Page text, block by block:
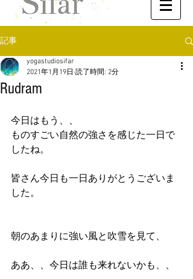
記事
Rudram
yogastudiosifar
2021年1月19日 読了時間: 2分
今日はもう、、
ものすごい自然の強さを感じた一日で
したね。
皆さん今日も一日ありがとうございま
した。
朝のあまりに強い風と吹雪を見て、
ああ、、今日は誰も来れないかも、、